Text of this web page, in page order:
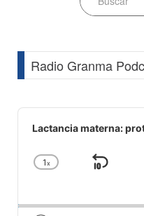
Radio Granma
Audio
Player
Lactancia materna:
Change
1x
Skip